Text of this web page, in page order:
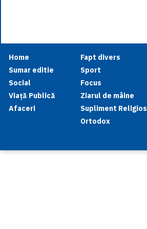
Home
Sumar editie
Social
Viață Publică
Afaceri
Fapt divers
Sport
Focus
Ziarul de mâine
Supliment Religios
Ortodox